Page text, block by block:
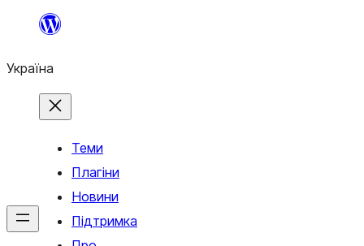
Перейти
вмісту
Україна
Теми
Плагіни
Новини
Підтримка